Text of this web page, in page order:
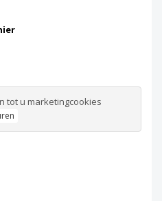
tot u marketingcookies